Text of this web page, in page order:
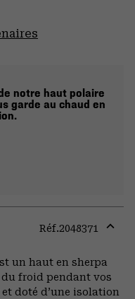
notre haut polaire
garde au chaud en
Réf.2048371
un haut en sherpa
froid pendant vos
doté d’une isolation